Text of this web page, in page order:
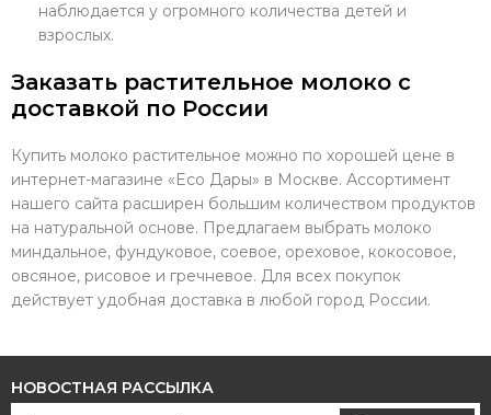
наблюдается у огромного количества детей и
взрослых.
Заказать растительное молоко с
доставкой по России
Купить молоко растительное можно по хорошей цене в
интернет-магазине «Eco Дары» в Москве. Ассортимент
нашего сайта расширен большим количеством продуктов
на натуральной основе. Предлагаем выбрать молоко
миндальное, фундуковое, соевое, ореховое, кокосовое,
овсяное, рисовое и гречневое. Для всех покупок
действует удобная доставка в любой город России.
НОВОСТНАЯ РАССЫЛКА